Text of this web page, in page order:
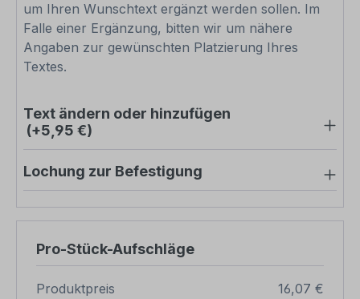
um Ihren Wunschtext ergänzt werden sollen. Im
Falle einer Ergänzung, bitten wir um nähere
Angaben zur gewünschten Platzierung Ihres
Textes.
Text ändern oder hinzufügen
(+5,95 €)
Lochung zur Befestigung
Pro-Stück-Aufschläge
Produktpreis
16,07 €